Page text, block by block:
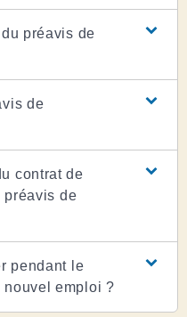
préavis de
de
contrat de
préavis de
pendant le
nouvel emploi ?